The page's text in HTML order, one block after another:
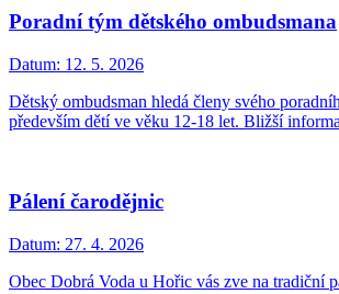
Poradní tým dětského ombudsmana
Datum: 12. 5. 2026
Dětský ombudsman hledá členy svého
především dětí ve věku 12-18 let. Bližší
Pálení čarodějnic
Datum: 27. 4. 2026
Obec Dobrá Voda u Hořic vás zve na tradiční